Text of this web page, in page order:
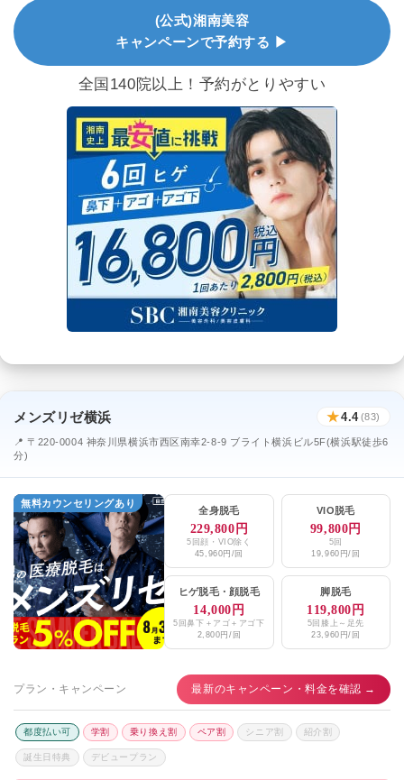
(公式)湘南美容
キャンペーンで予約する ▶
全国140院以上！予約がとりやすい
メンズリゼ横浜 ★4.4(83)
📍 〒220-0004 神奈川県横浜市西区南幸2-8-9 ブライト横浜ビル5F(横浜駅徒歩6
分)
無料カウンセリングあり
全身脱毛
229,800円
5回顔・VIO除く
45,960円/回
VIO脱毛
99,800円
5回
19,960円/回
ヒゲ脱毛・ 顔脱毛
14,000円
5回鼻下＋アゴ＋アゴ下
2,800円/回
脚脱毛
119,800円
5回膝上～足先
23,960円/回
プラン・キャンペーン 最新のキャンペーン・料金を確認 →
都度払い可 学割 乗り換え割 ペア割 シニア割 紹介割
誕生日特典 デビュープラン